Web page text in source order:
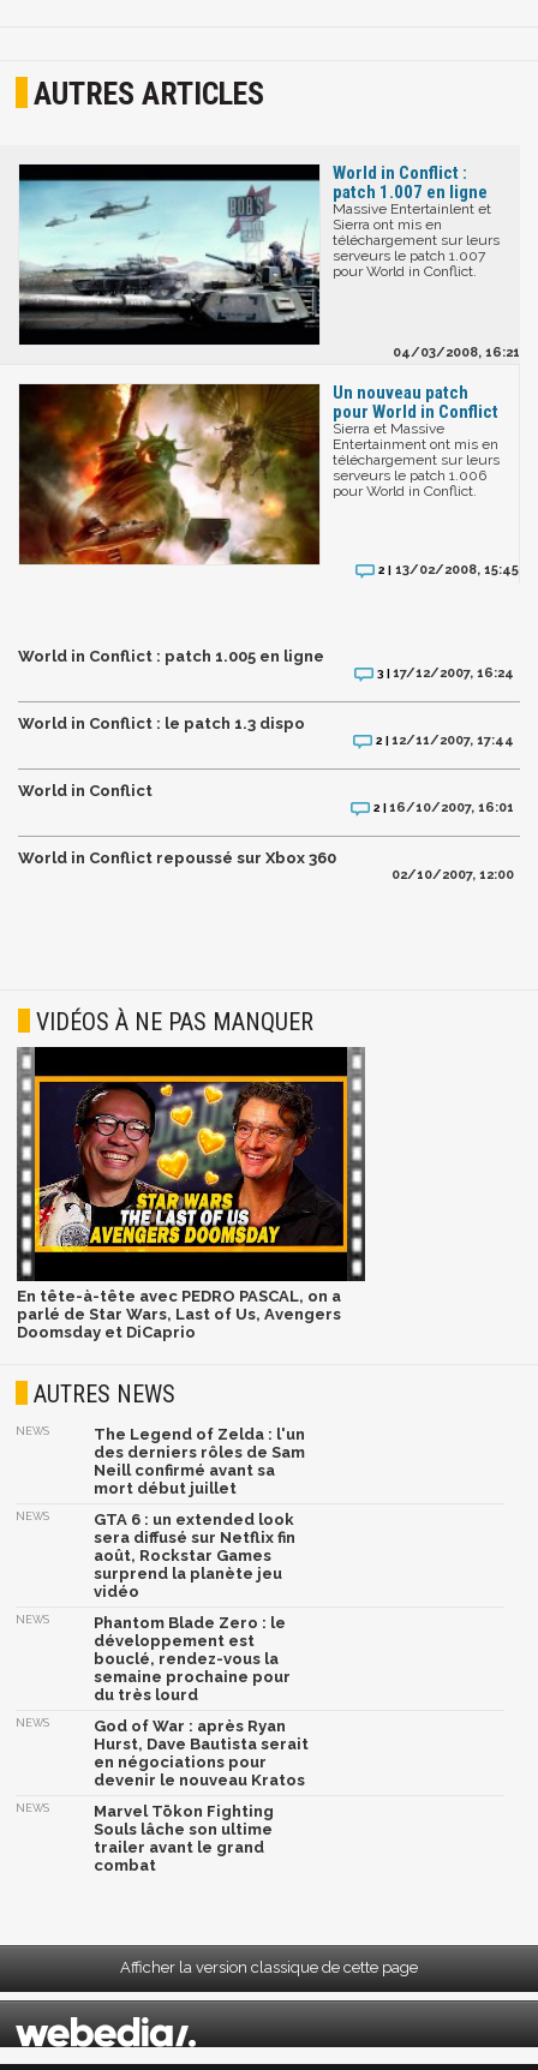
AUTRES ARTICLES
World in Conflict :
patch 1.007 en ligne
Massive Entertainlent et
Sierra ont mis en
téléchargement sur leurs
serveurs le patch 1.007
pour World in Conflict.
04/03/2008, 16:21
Un nouveau patch
pour World in Conflict
Sierra et Massive
Entertainment ont mis en
téléchargement sur leurs
serveurs le patch 1.006
pour World in Conflict.
2 | 13/02/2008, 15:45
World in Conflict : patch 1.005 en ligne
3 |17/12/2007, 16:24
World in Conflict : le patch 1.3 dispo
2 |12/11/2007, 17:44
World in Conflict
2 |16/10/2007, 16:01
World in Conflict repoussé sur Xbox 360
02/10/2007, 12:00
VIDÉOS À NE PAS MANQUER
En tête-à-tête avec PEDRO PASCAL, on a
parlé de Star Wars, Last of Us, Avengers
Doomsday et DiCaprio
AUTRES NEWS
NEWS
The Legend of Zelda : l'un
des derniers rôles de Sam
Neill confirmé avant sa
mort début juillet
NEWS
GTA 6 : un extended look
sera diffusé sur Netflix fin
août, Rockstar Games
surprend la planète jeu
vidéo
NEWS
Phantom Blade Zero : le
développement est
bouclé, rendez-vous la
semaine prochaine pour
du très lourd
NEWS
God of War : après Ryan
Hurst, Dave Bautista serait
en négociations pour
devenir le nouveau Kratos
NEWS
Marvel Tōkon Fighting
Souls lâche son ultime
trailer avant le grand
combat
Afficher la version classique de cette page